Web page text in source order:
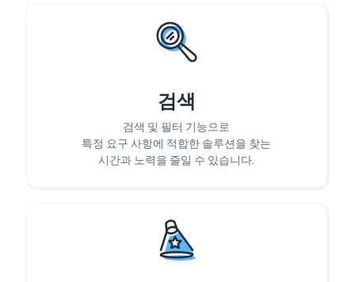
검색
검색 및 필터 기능으로
특정 요구 사항에 적합한 솔루션을 찾는
시간과 노력을 줄일 수 있습니다.